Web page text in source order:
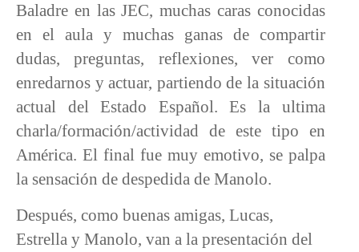
Baladre en las JEC, muchas caras conocidas
en el aula y muchas ganas de compartir
dudas, preguntas, reflexiones, ver como
enredarnos y actuar, partiendo de la situación
actual del Estado Español. Es la ultima
charla/formación/actividad de este tipo en
América. El final fue muy emotivo, se palpa
la sensación de despedida de Manolo.
Después, como buenas amigas, Lucas,
Estrella y Manolo, van a la presentación del